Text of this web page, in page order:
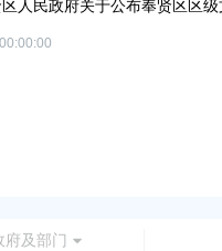
区人民政府关于公布奉贤区区
府及部门